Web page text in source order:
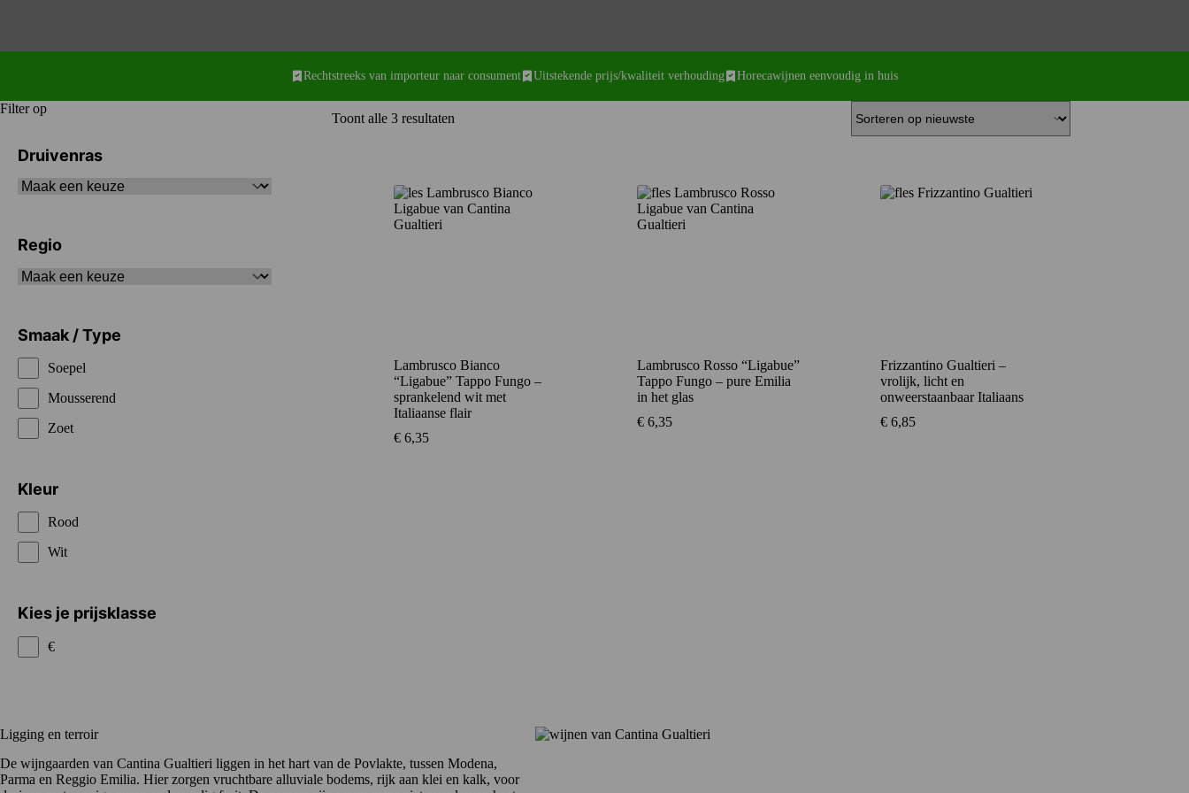
Rechtstreeks van importeur naar consument Uitstekende prijs/kwaliteit verhouding Horecawijnen eenvoudig in huis
Toont alle 3 resultatenGesorteerd
Lambrusco Bianco
“Ligabue” Tappo Fungo –
sprankelend wit met
Italiaanse flair
€6,35
Lambrusco Rosso “Ligabue”
Tappo Fungo – pure Emilia
in het glas
€6,35
Frizzantino Gualtieri –
vrolijk, licht en
onweerstaanbaar Italiaans
€6,85
Filter op
Druivenras
Regio
Smaak / Type
Soepel
Mousserend
Zoet
Kleur
Rood
Wit
Kies je prijsklasse
€
Ligging en terroir
De wijngaarden van Cantina Gualtieri liggen in het hart van de Povlakte, tussen Modena,
Parma en Reggio Emilia. Hier zorgen vruchtbare alluviale bodems, rijk aan klei en kalk, voor